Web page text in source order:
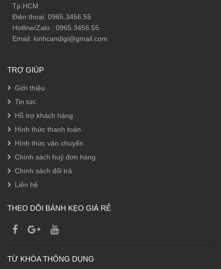
Tp.HCM
Điện thoại: 0965.3456.55
Hotline/Zalo : 0965.3456.55
Email: kinhcandigi@gmail.com
TRỢ GIÚP
Giới thiệu
Tin tức
Hỗ trợ khách hàng
Hình thức thanh toán
Hình thức vận chuyển
Chính sách huỷ đơn hàng
Chính sách đổi trả
Liên hệ
THEO DÕI BÁNH KẸO GIÁ RẺ
TỪ KHÓA THÔNG DỤNG